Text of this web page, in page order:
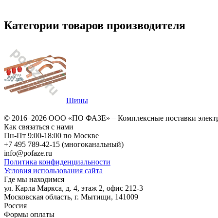
Категории товаров производителя
Шины
© 2016–2026 ООО «ПО ФАЗЕ» – Комплексные поставки
Как связаться с нами
Пн-Пт 9:00-18:00 по Москве
+7 495 789-42-15 (многоканальный)
info@pofaze.ru
Политика конфиденциальности
Условия использования сайта
Где мы находимся
ул. Карла Маркса, д. 4, этаж 2, офис 212-3
Московская область, г. Мытищи, 141009
Россия
Формы оплаты